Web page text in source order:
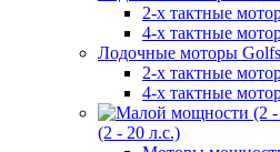
2-х тактные
4-х тактные
Лодочные моторы
2-х тактные
4-х тактные
(2 - 20 л.с.)